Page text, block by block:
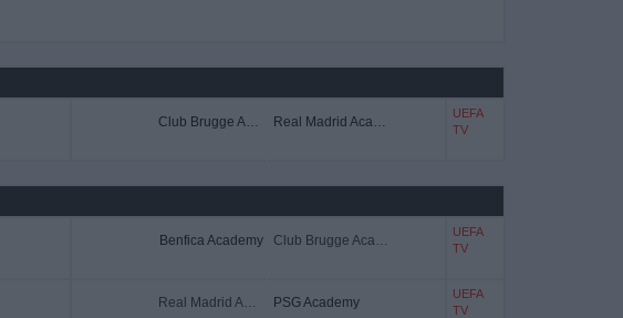
Club Brugge Academy Real Madrid Academy
UEFA
TV
Benfica Academy Club Brugge Academy
UEFA
TV
Real Madrid Academy PSG Academy
UEFA
TV